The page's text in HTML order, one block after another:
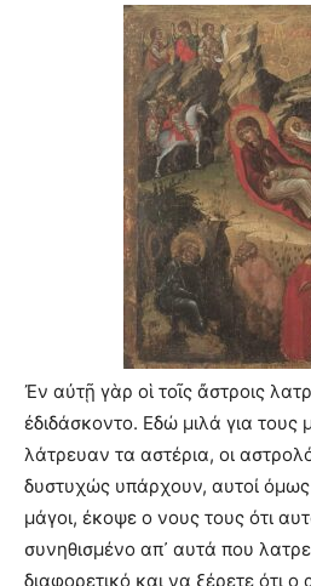
Ἐν αὐτῇ γὰρ οἱ τοῖς ἄστροις
ἐδιδάσκοντο. Εδώ μιλά για τους
λάτρευαν τα αστέρια, οι
δυστυχώς υπάρχουν, αυτοί όμως
μάγοι, έκοψε ο νους τους ότι
συνηθισμένο απ᾿ αυτά που
διαφορετικό και να ξέρετε ότι